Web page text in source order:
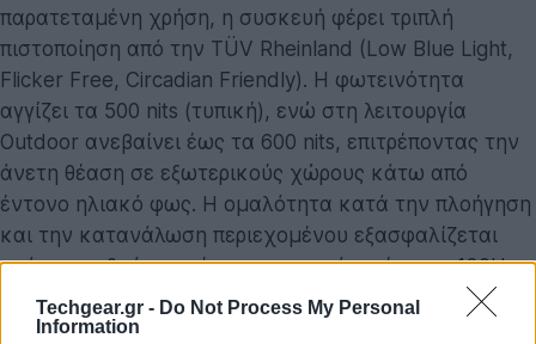
Techgear.gr - Do Not Process My Personal
Information
παρατεταμένη χρήση, η συσκευή φέρει τριπλή
πιστοποίηση από την TÜV Rheinland (Low Blue Light,
Flicker Free, Circadian Friendly). Η φωτεινότητα
αγγίζει τα 500 nits (τυπική), ενώ στη λειτουργία
Outdoor ανεβαίνει έως τα 600 nits, επιτρέποντας την
άνετη θέαση σε εξωτερικούς χώρους κάτω από
έντονο ηλιακό φως. Η ομαλότητα κατά την πλοήγηση
και την κατανάλωση περιεχομένου εξασφαλίζεται
από τον ρυθμό ανανέωσης που φτάνει έως τα 120Hz,
καθώς και από τον ρυθμό δειγματοληψίας αφής έως
180Hz.